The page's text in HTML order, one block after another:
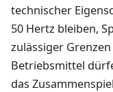
technischer
50 Hertz bleiben,
zulässiger
Betriebsmittel
das